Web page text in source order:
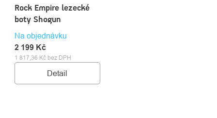
Rock Empire lezecké
boty Shogun
Na objednávku
1 817,36 Kč bez DPH
2 199 Kč
Detail